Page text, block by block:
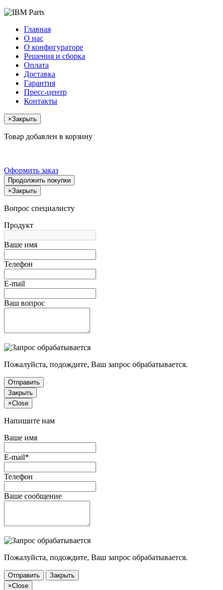
Главная
О нас
О конфигураторе
Решения и сборка
Оплата
Доставка
Гарантия
Пресс-центр
Контакты
×Закрыть
Товар добавлен в корзину
Оформить заказ
Продолжить покупки
×Закрыть
Вопрос специалисту
Продукт
Ваше имя
Телефон
E-mail
Ваш вопрос
Пожалуйста, подождите, Ваш запрос обрабатывается.
Отправить
Закрыть
×Close
Напишите нам
Ваше имя
E-mail*
Телефон
Ваше сообщение
Пожалуйста, подождите, Ваш запрос обрабатывается.
Отправить
Закрыть
×Close